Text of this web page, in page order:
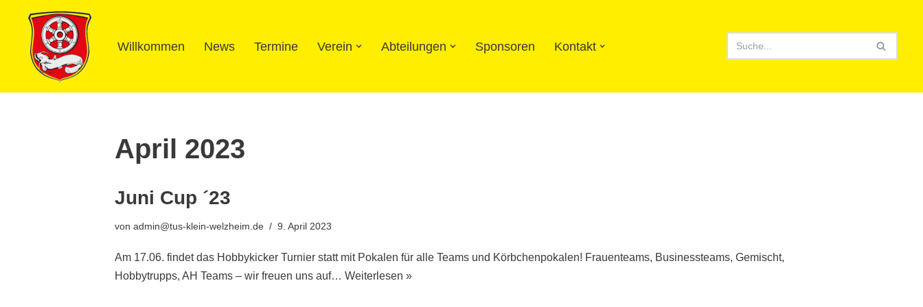
Zum
Inhalt
springen
Willkommen News Termine Verein Abteilungen Sponsoren Kontakt
April 2023
Juni Cup ´23
von admin@tus-klein-welzheim.de 9. April 2023
Am 17.06. findet das Hobbykicker Turnier statt mit Pokalen für alle Teams und Körbchenpokalen! Frauenteams, Businessteams, Gemischt,
Hobbytrupps, AH Teams – wir freuen uns auf… Weiterlesen »